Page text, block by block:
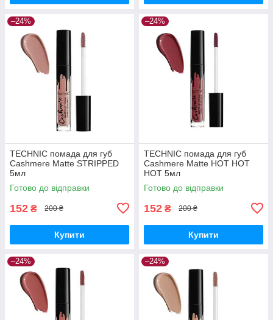
–24%
TECHNIC помада для губ
Cashmere Matte STRIPPED
5мл
Готово до відправки
152 ₴ 200 ₴
Купити
–24%
TECHNIC помада для губ
Cashmere Matte HOT HOT
HOT 5мл
Готово до відправки
152 ₴ 200 ₴
Купити
–24% –24%